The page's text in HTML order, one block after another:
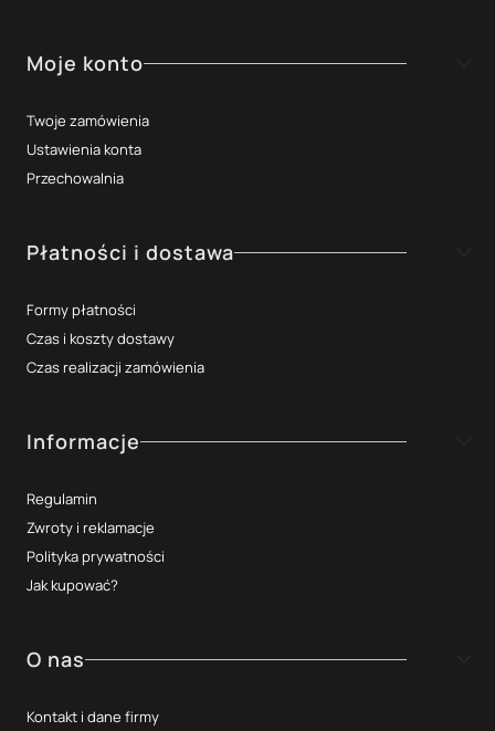
Moje konto
Twoje zamówienia
Ustawienia konta
Przechowalnia
Płatności i dostawa
Formy płatności
Czas i koszty dostawy
Czas realizacji zamówienia
Informacje
Regulamin
Zwroty i reklamacje
Polityka prywatności
Jak kupować?
O nas
Kontakt i dane firmy